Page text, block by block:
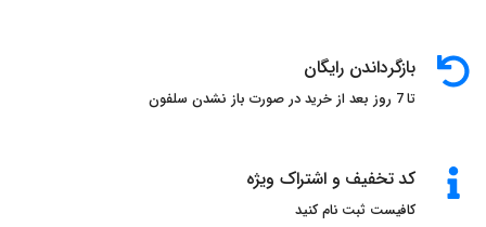
بازگرداندن رایگان
تا 7 روز بعد از خرید در صورت باز نشدن سلفون
کد تخفیف و اشتراک ویژه
کافیست ثبت نام کنید